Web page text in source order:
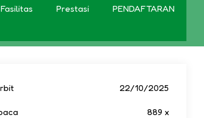
Fasilitas Prestasi PENDAFTARAN
Nasional 2025
22/10/2025
889 x